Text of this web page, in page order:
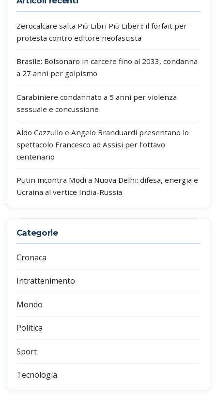
Zerocalcare salta Più Libri Più Liberi: il forfait per
protesta contro editore neofascista
Brasile: Bolsonaro in carcere fino al 2033, condanna
a 27 anni per golpismo
Carabiniere condannato a 5 anni per violenza
sessuale e concussione
Aldo Cazzullo e Angelo Branduardi presentano lo
spettacolo Francesco ad Assisi per l’ottavo
centenario
Putin incontra Modi a Nuova Delhi: difesa, energia e
Ucraina al vertice India-Russia
Categorie
Cronaca
Intrattenimento
Mondo
Politica
Sport
Tecnologia